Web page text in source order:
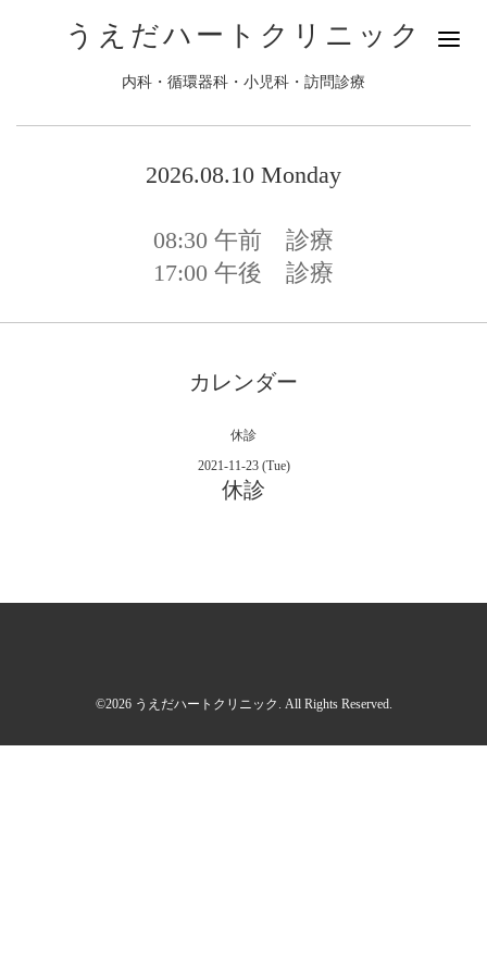
うえだハートクリニック
内科・循環器科・小児科・訪問診療
2026.08.10 Monday
08:30 午前 診療
17:00 午後 診療
カレンダー
休診
2021-11-23 (Tue)
休診
©2026 うえだハートクリニック . All Rights Reserved.